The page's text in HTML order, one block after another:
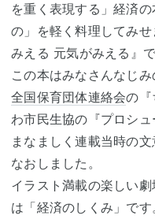
を重く表現する」経済
の」を軽く料理してみ
みえる 元気がみえる』で
この本はみなさんなじみ
全国保育団体連絡会の『
わ市民生協の『プロシ
まなましく連載当時の
なおしました。
イラスト満載の楽しい
は「経済のしくみ」で